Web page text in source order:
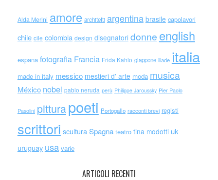
Alda Merini amore architetti argentina brasile capolavori
chile cile colombia design disegnatori donne english
espana fotografia Francia Frida Kahlo giappone iliade italia
made in italy messico mestieri d' arte moda musica
México nobel pablo neruda perù Philippe Jaroussky Pier Paolo
Pasolini pitturapoeti Portogallo racconti brevi registi
scrittori scultura Spagna teatro tina modotti uk
uruguay usa varie
ARTICOLI RECENTI